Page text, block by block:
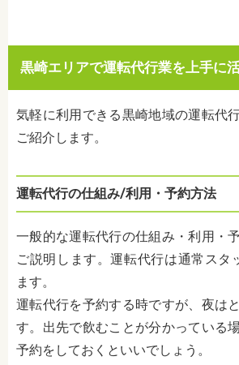
黒崎エリアで運転代行業を上手に活
気軽に利用できる黒崎地域の運転代
ご紹介します。
運転代行の仕組み/利用・予約方法
一般的な運転代行の仕組み・利用・
ご説明します。運転代行は通常スタ
ます。
運転代行を予約する時ですが、夜は
す。出先で飲むことが分かっている
予約をしておくといいでしょう。